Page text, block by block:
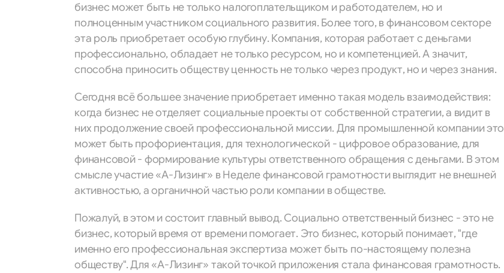
бизнес может быть не только налогоплательщиком и работодателем, но и
полноценным участником социального развития. Более того, в финансовом секторе
эта роль приобретает особую глубину. Компания, которая работает с деньгами
профессионально, обладает не только ресурсом, но и компетенцией. А значит,
способна приносить обществу ценность не только через продукт, но и через знания.
Сегодня всё большее значение приобретает именно такая модель взаимодействия:
когда бизнес не отделяет социальные проекты от собственной стратегии, а видит в
них продолжение своей профессиональной миссии. Для промышленной компании это
может быть профориентация, для технологической - цифровое образование, для
финансовой - формирование культуры ответственного обращения с деньгами. В этом
смысле участие «А-Лизинг» в Неделе финансовой грамотности выглядит не внешней
активностью, а органичной частью роли компании в обществе.
Пожалуй, в этом и состоит главный вывод. Социально ответственный бизнес - это не
бизнес, который время от времени помогает. Это бизнес, который понимает, "где
именно его профессиональная экспертиза может быть по-настоящему полезна
обществу". Для «А-Лизинг» такой точкой приложения стала финансовая грамотность.